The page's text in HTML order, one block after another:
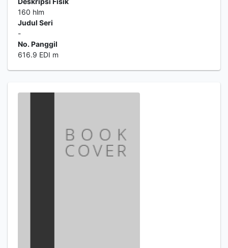
160 hlm
Judul Seri
-
No. Panggil
616.9 EDI m